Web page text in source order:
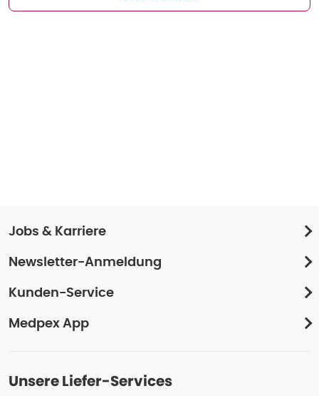
Jobs & Karriere
Newsletter-Anmeldung
Kunden-Service
Medpex App
Unsere Liefer-Services